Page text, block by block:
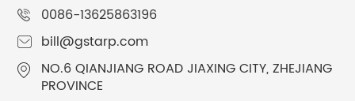
0086-13625863196
bill@gstarp.com
NO.6 QIANJIANG ROAD JIAXING CITY, ZHEJIANG
PROVINCE